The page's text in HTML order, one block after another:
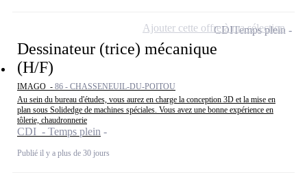
Dessinateur (trice) mécanique
(H/F)
IMAGO - 86 - CHASSENEUIL-DU-POITOU
Au sein du bureau d'études, vous aurez en charge la conception 3D et la mise en
plan sous Solidedge de machines spéciales. Vous avez une bonne expérience en
tôlerie, chaudronnerie
CDI - Temps plein
Publié il y a plus de 30 jours
CDITemps plein
Ajouter cette offre à ma sélection